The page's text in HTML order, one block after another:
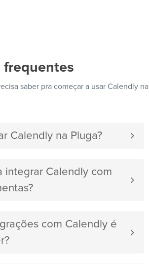
frequentes
saber pra começar a usar Calendly na
Calendly na Pluga?
integrar Calendly com
com Calendly é